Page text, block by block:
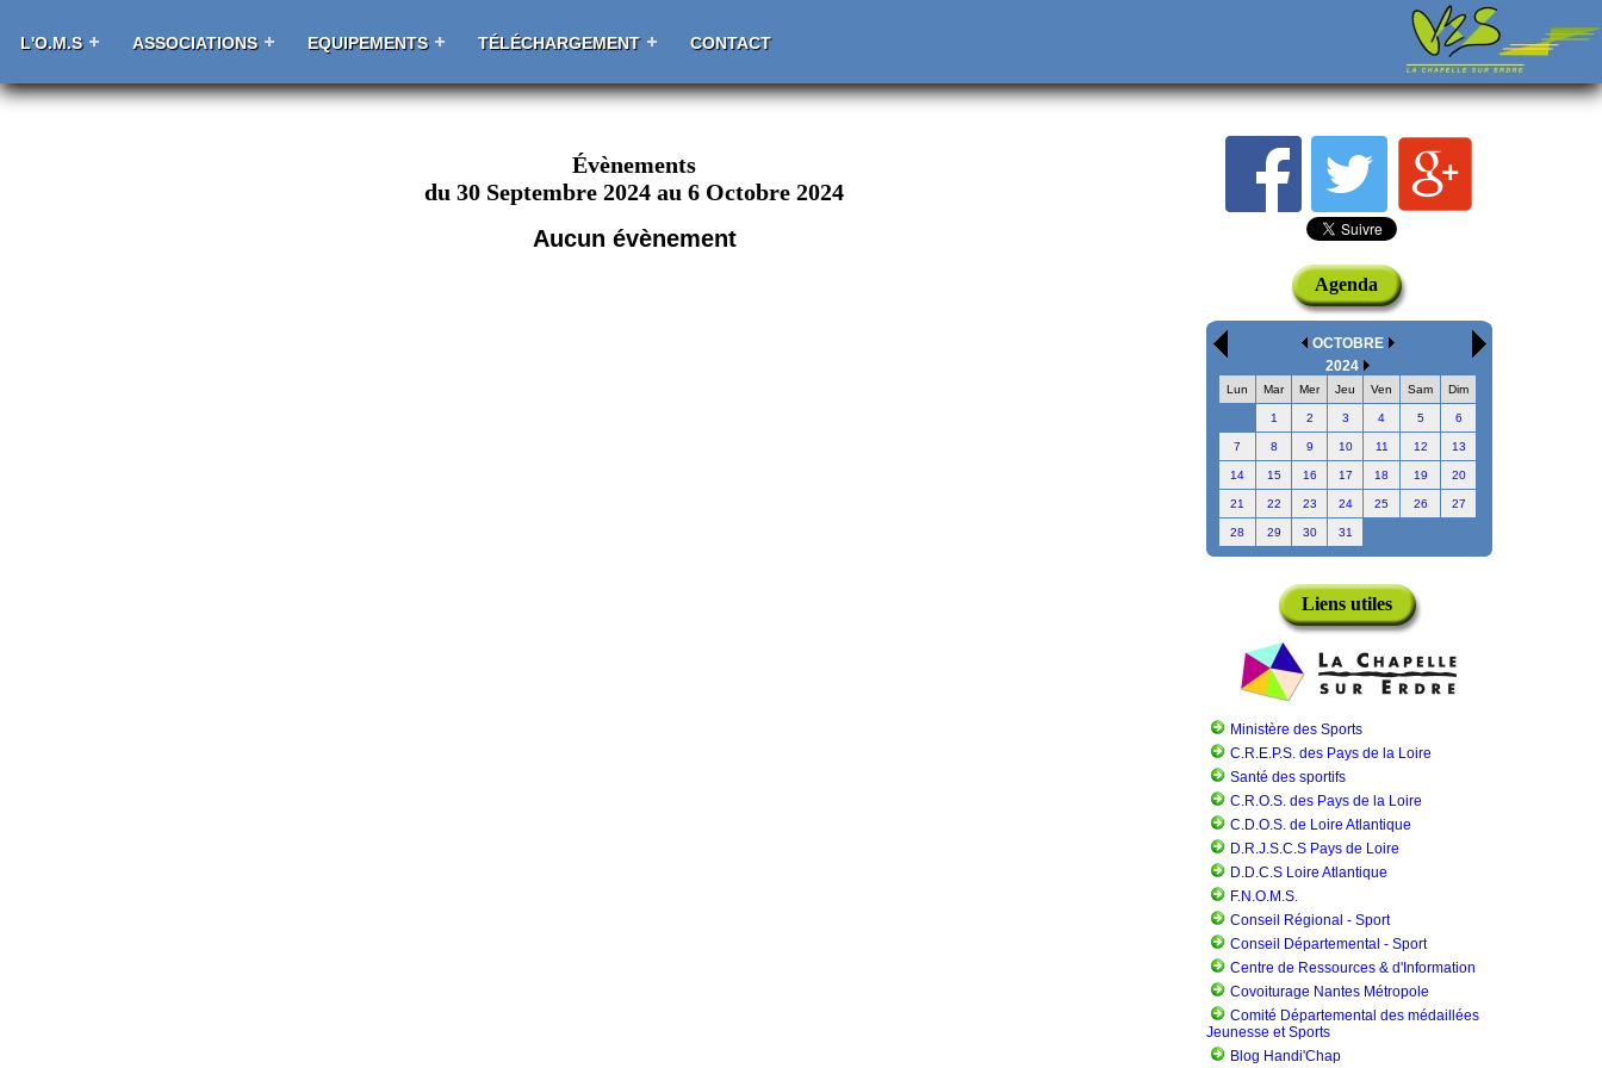
L'O.M.S ASSOCIATIONS EQUIPEMENTS TÉLÉCHARGEMENT CONTACT
Évènements
du 30 Septembre 2024 au 6 Octobre 2024
Aucun évènement
Agenda
OCTOBRE
2024
Lun Mar Mer Jeu Ven Sam Dim
1 2 3 4 5 6
7 8 9 10 11 12 13
14 15 16 17 18 19 20
21 22 23 24 25 26 27
28 29 30 31
Liens utiles
Ministère des Sports
C.R.E.P.S. des Pays de la Loire
Santé des sportifs
C.R.O.S. des Pays de la Loire
C.D.O.S. de Loire Atlantique
D.R.J.S.C.S Pays de Loire
D.D.C.S Loire Atlantique
F.N.O.M.S.
Conseil Régional - Sport
Conseil Départemental - Sport
Centre de Ressources & d'Information
Covoiturage Nantes Métropole
Comité Départemental des médaillées
Jeunesse et Sports
Blog Handi'Chap